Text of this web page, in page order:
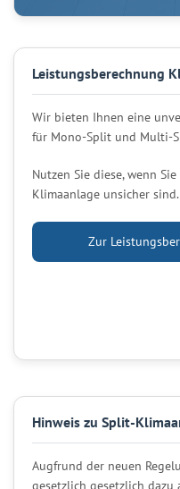
Leistungsberechnung
Wir bieten Ihnen eine
für Mono-Split und Multi-
Nutzen Sie diese, wenn
Klimaanlage unsicher sind.
Zur
Hinweis zu Split-
Augfrund der neuen
gesetzlich gesetzlich dazu